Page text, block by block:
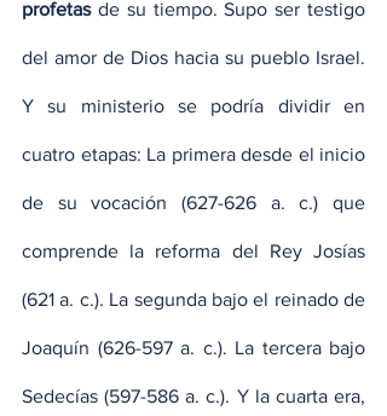
profetas de su tiempo. Supo ser testigo
del amor de Dios hacia su pueblo Israel.
Y su ministerio se podría dividir en
cuatro etapas: La primera desde el inicio
de su vocación (627-626 a. c.) que
comprende la reforma del Rey Josías
(621 a. c.). La segunda bajo el reinado de
Joaquín (626-597 a. c.). La tercera bajo
Sedecías (597-586 a. c.). Y la cuarta era,